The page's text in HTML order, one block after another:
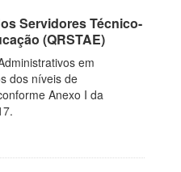
Servidores Técnico-
(QRSTAE)
em
dos níveis de
Anexo I da